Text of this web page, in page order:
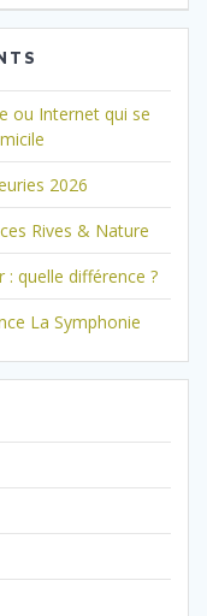
ou Internet qui se
2026
Rives & Nature
: quelle différence ?
La Symphonie